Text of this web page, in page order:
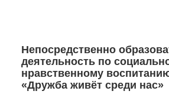
Непосредственно
деятельность по
нравственному
«Дружба живёт среди нас»